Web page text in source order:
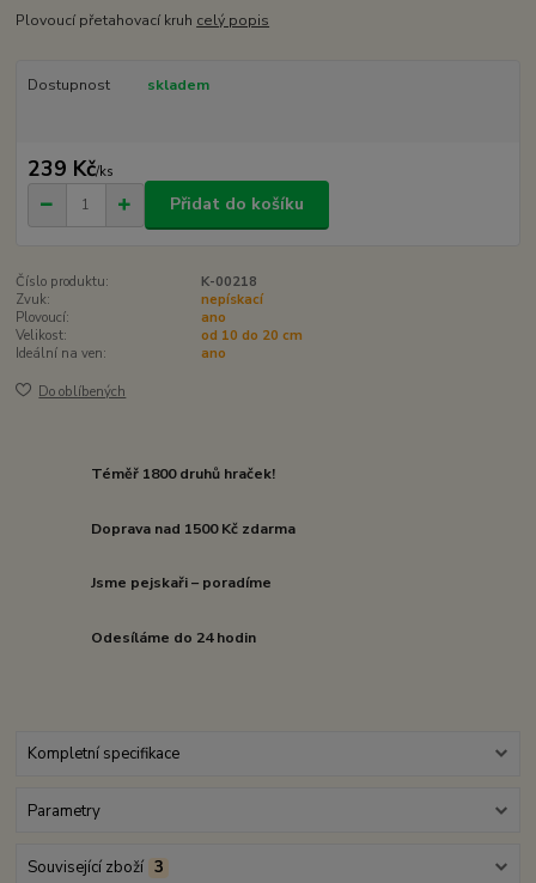
Plovoucí přetahovací kruh celý popis
Dostupnost skladem
239 Kč/ks
Přidat do košíku
Číslo produktu:
K-00218
Zvuk:
nepískací
Plovoucí:
ano
Velikost:
od 10 do 20 cm
Ideální na ven:
ano
Do oblíbených
Téměř 1800 druhů hraček!
Doprava nad 1500 Kč zdarma
Jsme pejskaři – poradíme
Odesíláme do 24 hodin
Kompletní specifikace
Parametry
Související zboží 3